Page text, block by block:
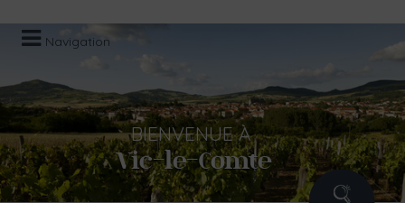
Navigation
BIENVENUEÀ
Vic-le-Comte